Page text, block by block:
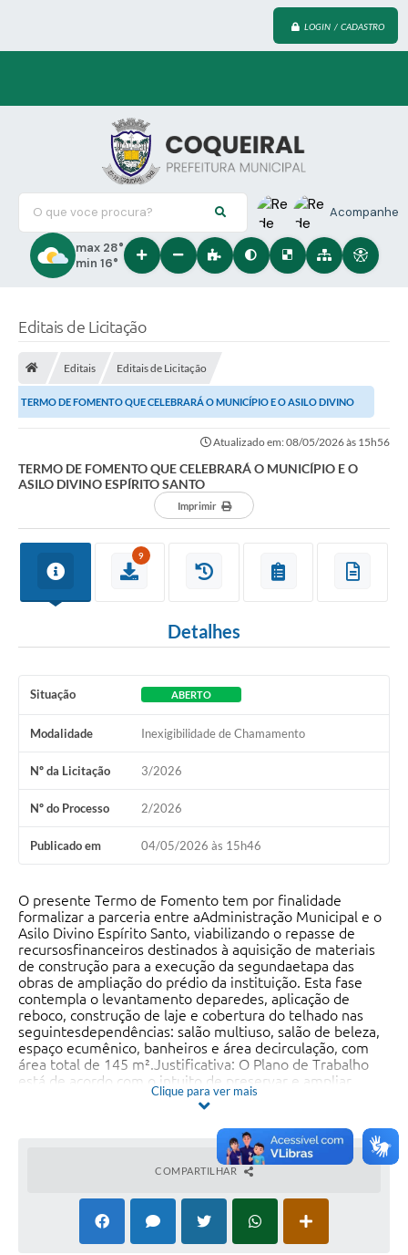
LOGIN / CADASTRO
O que voce procura? Acompanhe
max 28°
min 16°
Editais de Licitação
Editais Editais de Licitação
TERMO DE FOMENTO QUE CELEBRARÁ O MUNICÍPIO E O ASILO DIVINO
Atualizado em: 08/05/2026 às 15h56
TERMO DE FOMENTO QUE CELEBRARÁ O MUNICÍPIO E O
ASILO DIVINO ESPÍRITO SANTO
Imprimir
9
Detalhes
Situação ABERTO
Modalidade Inexigibilidade de Chamamento
Nº da Licitação 3/2026
Nº do Processo 2/2026
Publicado em 04/05/2026 às 15h46
O presente Termo de Fomento tem por finalidade
formalizar a parceria entre aAdministração Municipal e o
Asilo Divino Espírito Santo, viabilizando o repasse de
recursosfinanceiros destinados à aquisição de materiais
de construção para a execução da segundaetapa das
obras de ampliação do prédio da instituição. Esta fase
contempla o levantamento deparedes, aplicação de
reboco, construção de laje e cobertura do telhado nas
seguintesdependências: salão multiuso, salão de beleza,
espaço ecumênico, banheiros e área decirculação, com
área total de 145 m².Justificativa: O Plano de Trabalho
está de acordo com o intuito de preservar e ampliar
oatendimento institucional destinado a idosos do
município e da região, especialmente àquelesque, por
diferentes razões, tiveram seus vínculos familiares
interrompidos ou rompidos. Essesidosos, em situação de
vulnerabilidade social, necessitam de acolhimento digno,
humano eadequado, considerando que, após anos de
contribuição ativa à sociedade, hoje enfrentamabandono
ou a impossibilidade de conviver com suas famílias,
encontrando-se fragilizados edependentes de
Instituições Sociais capazes de minimizar seu sofrimento
Clique para ver mais
COMPARTILHAR